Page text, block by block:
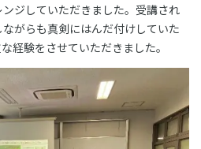
お問い合わせ
料ダウンロード
ジしていただきました。受講され
がらも真剣にはんだ付けしていた
経験をさせていただきました。